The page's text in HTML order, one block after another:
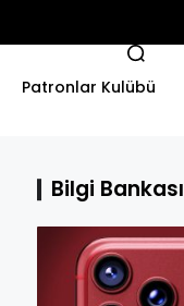
Patronlar Kulübü
Bilgi Bankası